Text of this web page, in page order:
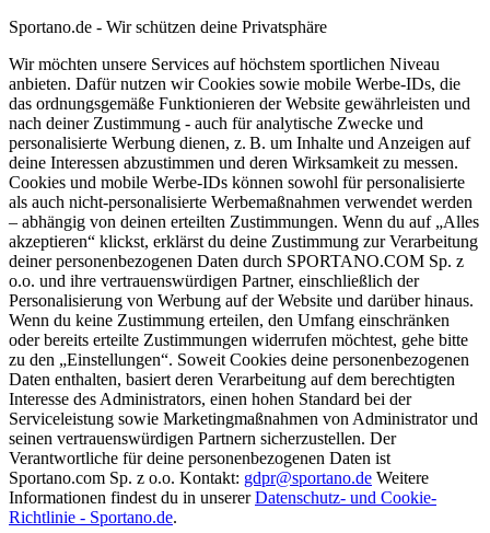
Sportano.de - Wir schützen deine Privatsphäre
Wir möchten unsere Services auf höchstem sportlichen Niveau
anbieten. Dafür nutzen wir Cookies sowie mobile Werbe-IDs, die
das ordnungsgemäße Funktionieren der Website gewährleisten und
nach deiner Zustimmung - auch für analytische Zwecke und
personalisierte Werbung dienen, z. B. um Inhalte und Anzeigen auf
deine Interessen abzustimmen und deren Wirksamkeit zu messen.
Cookies und mobile Werbe-IDs können sowohl für personalisierte
als auch nicht-personalisierte Werbemaßnahmen verwendet werden
– abhängig von deinen erteilten Zustimmungen. Wenn du auf „Alles
akzeptieren“ klickst, erklärst du deine Zustimmung zur Verarbeitung
deiner personenbezogenen Daten durch SPORTANO.COM Sp. z
o.o. und ihre vertrauenswürdigen Partner, einschließlich der
Personalisierung von Werbung auf der Website und darüber hinaus.
Wenn du keine Zustimmung erteilen, den Umfang einschränken
oder bereits erteilte Zustimmungen widerrufen möchtest, gehe bitte
zu den „Einstellungen“. Soweit Cookies deine personenbezogenen
Daten enthalten, basiert deren Verarbeitung auf dem berechtigten
Interesse des Administrators, einen hohen Standard bei der
Serviceleistung sowie Marketingmaßnahmen von Administrator und
seinen vertrauenswürdigen Partnern sicherzustellen. Der
Verantwortliche für deine personenbezogenen Daten ist
Sportano.com Sp. z o.o. Kontakt: gdpr@sportano.de Weitere
Informationen findest du in unsererDatenschutz- und Cookie-
Richtlinie - Sportano.de.